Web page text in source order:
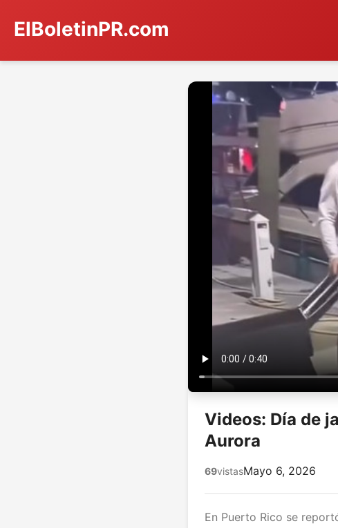
ElBoletinPR.com
Videos: Día de
Aurora
69vistasMayo 6, 2026
En Puerto Rico se